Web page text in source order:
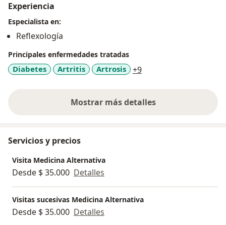
Experiencia
Especialista en:
Reflexología
Principales enfermedades tratadas
Diabetes Artritis Artrosis +9
Mostrar más detalles
sobre la experiencia
Servicios y precios
Visita Medicina Alternativa
Desde $ 35.000 Detalles
Visitas sucesivas Medicina Alternativa
Desde $ 35.000 Detalles